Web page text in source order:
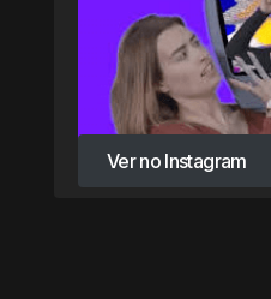
Ver no Instagram
Ver no Instagram